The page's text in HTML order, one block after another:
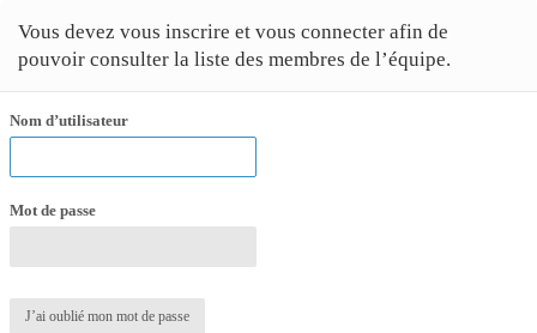
Vous devez vous inscrire et vous connecter afin de
pouvoir consulter la liste des membres de l’équipe.
Nom d’utilisateur
Mot de passe
J’ai oublié mon mot de passe